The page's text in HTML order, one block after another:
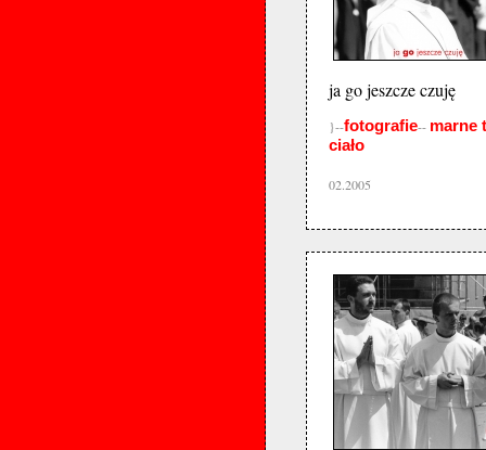
ja go jeszcze czuję
}--fotografie-- marne
ciało
02.2005